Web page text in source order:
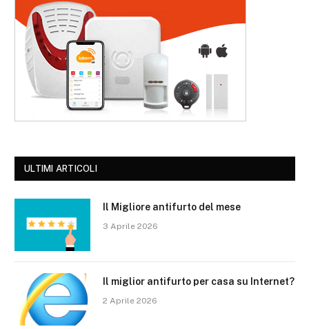
ULTIMI ARTICOLI
Il Migliore antifurto del mese
3 Aprile 2026
Il miglior antifurto per casa su Internet?
2 Aprile 2026